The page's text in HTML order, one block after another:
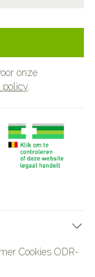
onze
policy
Cookies ODR-